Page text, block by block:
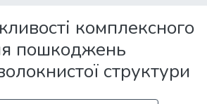
комплексного
пошкоджень
структури